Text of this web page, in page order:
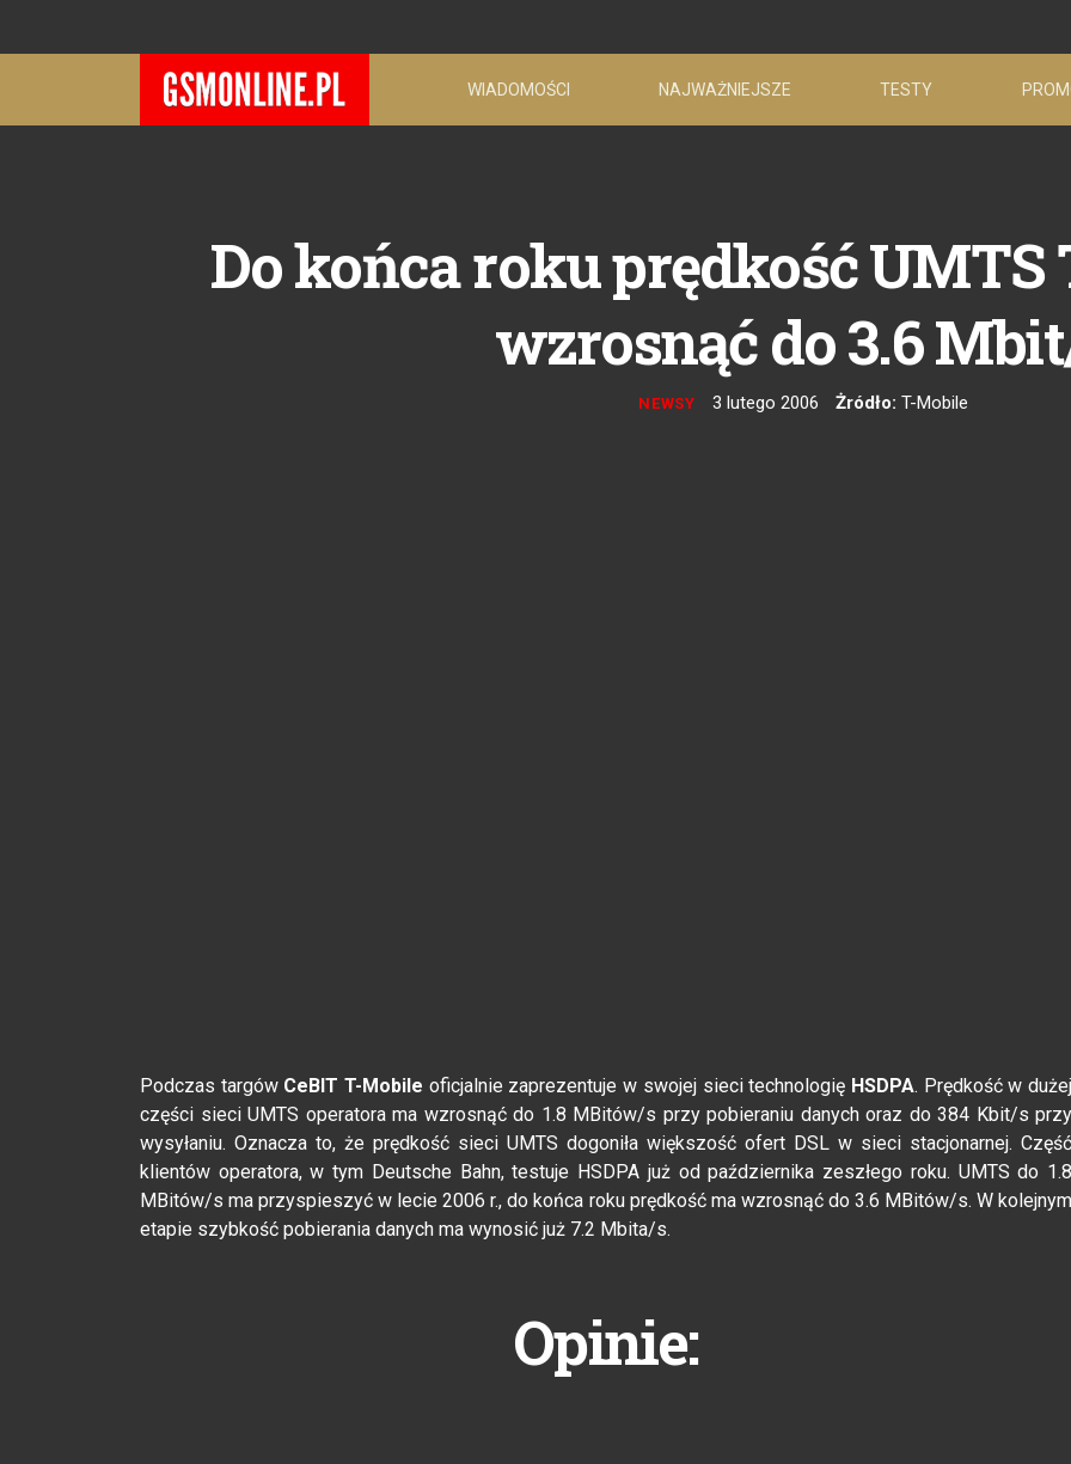
WIADOMOŚCI NAJWAŻNIEJSZE TESTY
Do końca roku prędkość UMTS
wzrosnąć do 3.6
NEWSY 3 lutego 2006 Żródło: T-Mobile
Podczas targów CeBIT T-Mobile oficjalnie zaprezentuje w swojej sieci technologię HSDPA. Prędkość w dużej
części sieci UMTS operatora ma wzrosnąć do 1.8 MBitów/s przy pobieraniu danych oraz do 384 Kbit/s przy
wysyłaniu. Oznacza to, że prędkość sieci UMTS dogoniła większość ofert DSL w sieci stacjonarnej. Część
klientów operatora, w tym Deutsche Bahn, testuje HSDPA już od października zeszłego roku. UMTS do 1.8
MBitów/s ma przyspieszyć w lecie 2006 r., do końca roku prędkość ma wzrosnąć do 3.6 MBitów/s. W kolejnym
etapie szybkość pobierania danych ma wynosić już 7.2 Mbita/s.
Opinie: